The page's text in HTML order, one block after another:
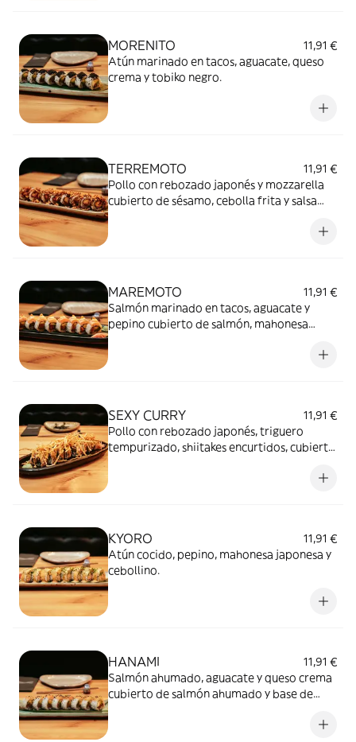
MORENITO
11,91 €
Atún marinado en tacos, aguacate, queso
crema y tobiko negro.
TERREMOTO
11,91 €
Pollo con rebozado japonés y mozzarella
cubierto de sésamo, cebolla frita y salsa
MAREMOTO
11,91 €
Salmón marinado en tacos, aguacate y
pepino cubierto de salmón, mahonesa
SEXY CURRY
11,91 €
Pollo con rebozado japonés, triguero
tempurizado, shiitakes encurtidos, cubierto
KYORO
11,91 €
Atún cocido, pepino, mahonesa japonesa y
cebollino.
HANAMI
11,91 €
Salmón ahumado, aguacate y queso crema
cubierto de salmón ahumado y base de